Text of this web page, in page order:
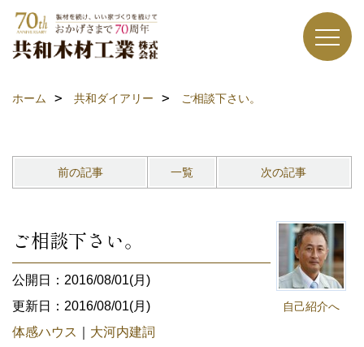
ホーム 共和ダイアリー ご相談下さい。
前の記事 一覧 次の記事
自己紹介へ
ご相談下さい。
公開日：2016/08/01(月)
更新日：2016/08/01(月)
体感ハウス
大河内建詞